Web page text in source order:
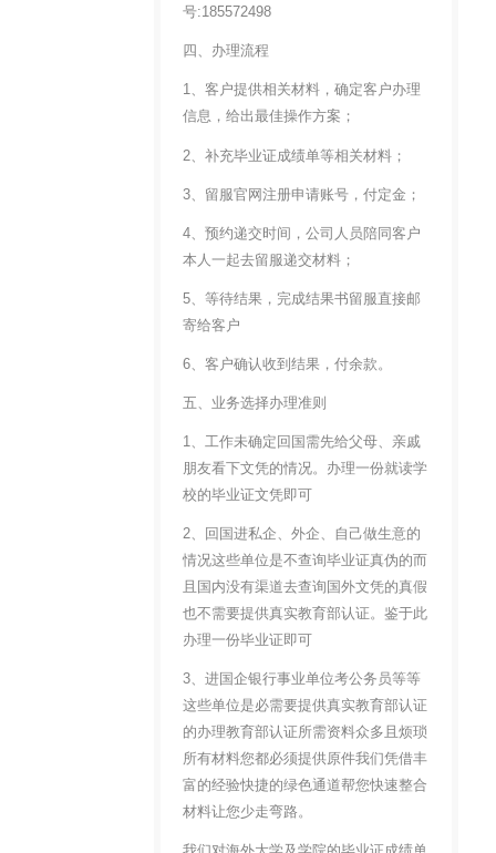
号:185572498
四、办理流程
1、客户提供相关材料，确定客户办理
信息，给出最佳操作方案；
2、补充毕业证成绩单等相关材料；
3、留服官网注册申请账号，付定金；
4、预约递交时间，公司人员陪同客户
本人一起去留服递交材料；
5、等待结果，完成结果书留服直接邮
寄给客户
6、客户确认收到结果，付余款。
五、业务选择办理准则
1、工作未确定回国需先给父母、亲戚
朋友看下文凭的情况。办理一份就读学
校的毕业证文凭即可
2、回国进私企、外企、自己做生意的
情况这些单位是不查询毕业证真伪的而
且国内没有渠道去查询国外文凭的真假
也不需要提供真实教育部认证。鉴于此
办理一份毕业证即可
3、进国企银行事业单位考公务员等等
这些单位是必需要提供真实教育部认证
的办理教育部认证所需资料众多且烦琐
所有材料您都必须提供原件我们凭借丰
富的经验快捷的绿色通道帮您快速整合
材料让您少走弯路。